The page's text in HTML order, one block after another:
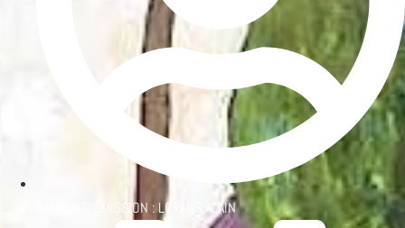
PATRON D'ÉMISSION :LORANS ALAIN